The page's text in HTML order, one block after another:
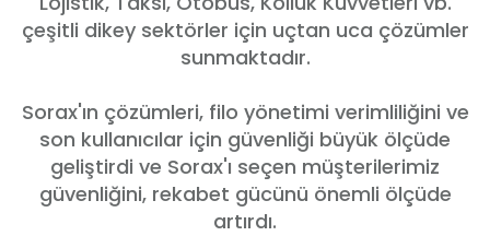
çeşitli dikey sektörler için uçtan uca çözümler
sunmaktadır.
Sorax'ın çözümleri, filo yönetimi verimliliğini ve
son kullanıcılar için güvenliği büyük ölçüde
geliştirdi ve Sorax'ı seçen müşterilerimiz
güvenliğini, rekabet gücünü önemli ölçüde
artırdı.